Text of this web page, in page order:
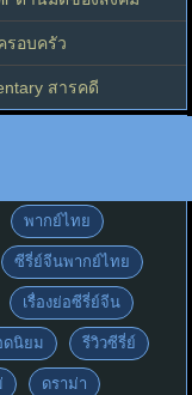
รอบครัว
สารคดี
พากย์ไทย
ซีรี่ย์จีนพากย์ไทย
เรื่องย่อซีรี่ย์จีน
ดนิยม รีวิวซีรี่ย์
ดราม่า